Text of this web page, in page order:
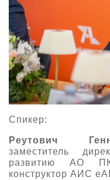
Спикер:
Реутович
заместитель
развитию АО
конструктор АИС